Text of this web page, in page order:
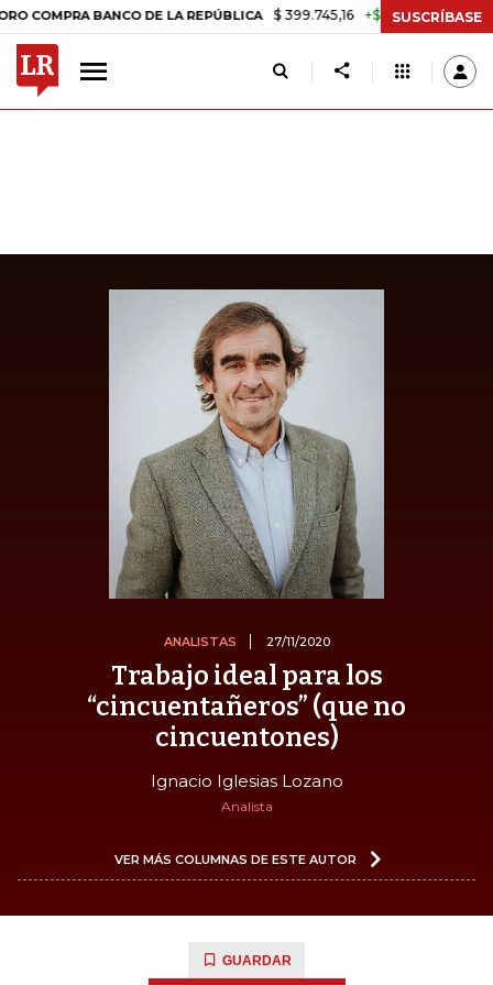
BANCO DE LA REPÚBLICA $ 399.745,16 +$ 2.295,71 +0,58%
SUSCRÍBASE
ANALISTAS 27/11/2020
Trabajo ideal para los
“cincuentañeros” (que no
cincuentones)
Ignacio Iglesias Lozano
Analista
VER MÁS COLUMNAS DE ESTE AUTOR
GUARDAR